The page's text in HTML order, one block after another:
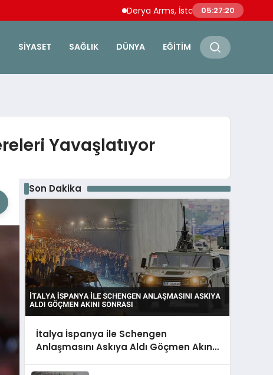
Derya Arms, İstanbul Prohunt 2026’da
05:27:21
SIYASET SAĞLIK DÜNYA EĞITIM
Yavaşlatıyor
Son Dakika
İtalya İspanya ile Schengen
Anlaşmasını Askıya Aldı Göçmen Akını